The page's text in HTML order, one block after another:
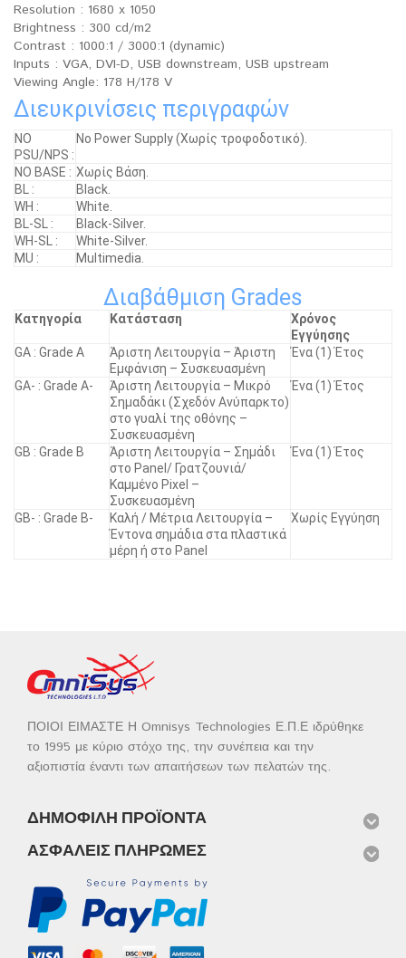
Resolution : 1680 x 1050
Brightness : 300 cd/m2
Contrast : 1000:1 / 3000:1 (dynamic)
Inputs : VGA, DVI-D, USB downstream, USB upstream
Viewing Angle: 178 H/178 V
Διευκρινίσεις περιγραφών
ΝΟ
PSU/NPS :
No Power Supply (Χωρίς τροφοδοτικό).
NO BASE : Χωρίς Βάση.
BL :
Black.
WH :
White.
BL-SL :
Black-Silver.
WH-SL :
White-Silver.
MU :
Multimedia.
Διαβάθμιση Grades
Κατηγορία Κατάσταση
Χρόνος
Εγγύησης
GA : Grade A
Άριστη Λειτουργία – Άριστη
Εμφάνιση – Συσκευασμένη
Ένα (1) Έτος
GA- : Grade A-
Άριστη Λειτουργία – Μικρό
Σημαδάκι (Σχεδόν Ανύπαρκτο)
στο γυαλί της οθόνης –
Συσκευασμένη
Ένα (1) Έτος
GB : Grade B
Άριστη Λειτουργία – Σημάδι
στο Panel/ Γρατζουνιά/
Καμμένο Pixel –
Συσκευασμένη
Ένα (1) Έτος
GB- : Grade B-
Καλή / Μέτρια Λειτουργία –
Έντονα σημάδια στα πλαστικά
μέρη ή στο Panel
Χωρίς Εγγύηση
ΠΟΙΟΙ ΕΙΜΑΣΤΕ Η Omnisys Technologies Ε.Π.Ε ιδρύθηκε
το 1995 με κύριο στόχο της, την συνέπεια και την
αξιοπιστία έναντι των απαιτήσεων των πελατών της.
ΔΗΜΟΦΙΛΉ ΠΡΟΪΌΝΤΑ
ΑΣΦΑΛΕΊΣ ΠΛΗΡΩΜΈΣ